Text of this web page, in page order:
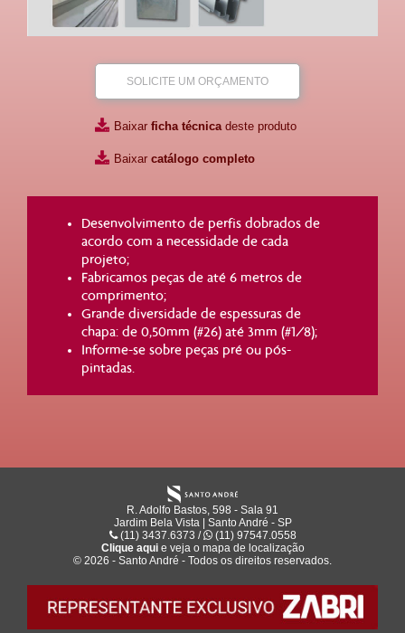
SOLICITE UM ORÇAMENTO
Baixar ficha técnica deste produto
Baixar catálogo completo
Desenvolvimento de perfis dobrados de
acordo com a necessidade de cada
projeto;
Fabricamos peças de até 6 metros de
comprimento;
Grande diversidade de espessuras de
chapa: de 0,50mm (#26) até 3mm (#1/8);
Informe-se sobre peças pré ou pós-
pintadas.
R. Adolfo Bastos, 598 - Sala 91
Jardim Bela Vista | Santo André - SP
(11) 3437.6373 /
(11) 97547.0558
Clique aquie veja o mapa de localização
© 2026 - Santo André - Todos os direitos reservados.